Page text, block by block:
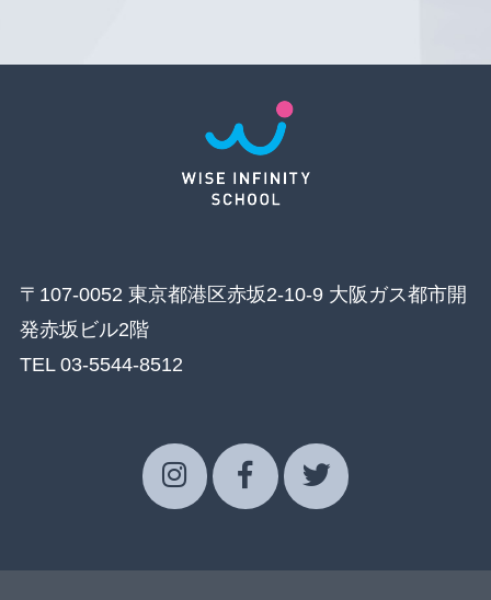
〒107-0052 東京都港区赤坂2-10-9 大阪ガス都市開
発赤坂ビル2階
TEL 03-5544-8512